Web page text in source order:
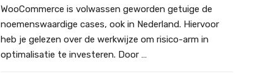
WooCommerce is volwassen geworden getuige de
noemenswaardige cases, ook in Nederland. Hiervoor
heb je gelezen over de werkwijze om risico-arm in
optimalisatie te investeren. Door …